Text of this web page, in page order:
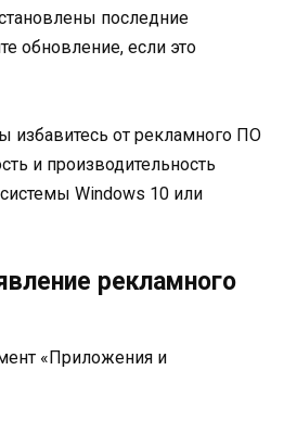
последние
обновление, если это
избавитесь от рекламного ПО
и производительность
Windows 10 или
рекламного
«Приложения и